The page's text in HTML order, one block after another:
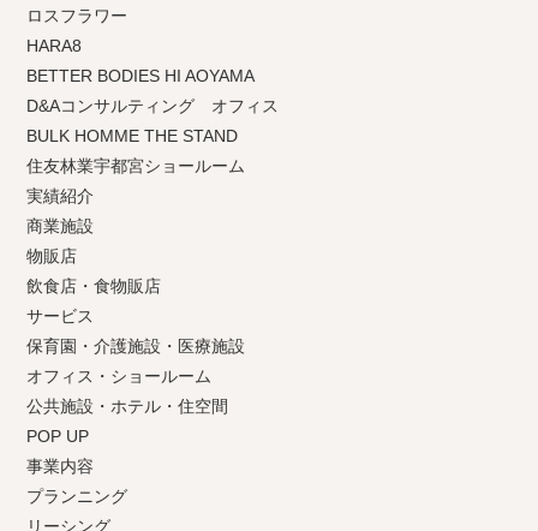
ロスフラワー
HARA8
BETTER BODIES HI AOYAMA
D&Aコンサルティング オフィス
BULK HOMME THE STAND
住友林業宇都宮ショールーム
実績紹介
商業施設
物販店
飲食店・食物販店
サービス
保育園・介護施設・医療施設
オフィス・ショールーム
公共施設・ホテル・住空間
POP UP
事業内容
プランニング
リーシング